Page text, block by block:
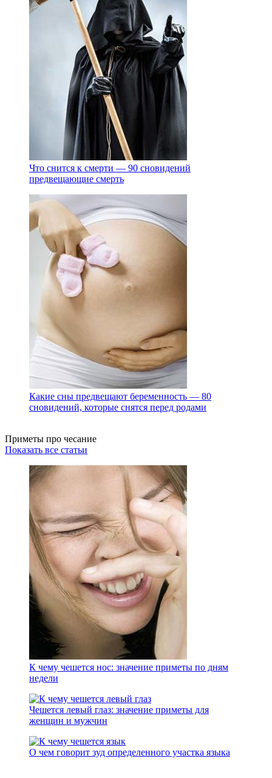
Что снится к смерти — 90 сновидений
предвещающие смерть
Какие сны предвещают беременность — 80
сновидений, которые снятся перед родами
Приметы про чесание
Показать все статьи
К чему чешется нос: значение приметы по дням
недели
Чешется левый глаз: значение приметы для
женщин и мужчин
О чем говорит зуд определенного участка языка